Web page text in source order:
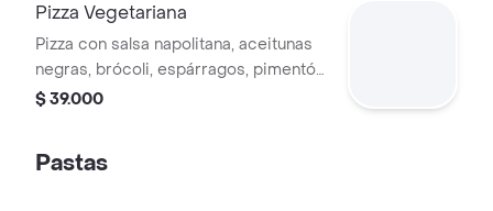
Pizza Vegetariana
Pizza con salsa napolitana, aceitunas
negras, brócoli, espárragos, pimentón
y champiñones.
$ 39.000
Pastas